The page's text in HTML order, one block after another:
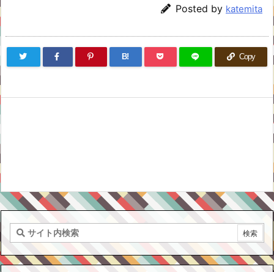
Posted by katemita
B! Copy